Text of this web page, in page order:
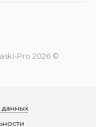
Pro 2026 ©